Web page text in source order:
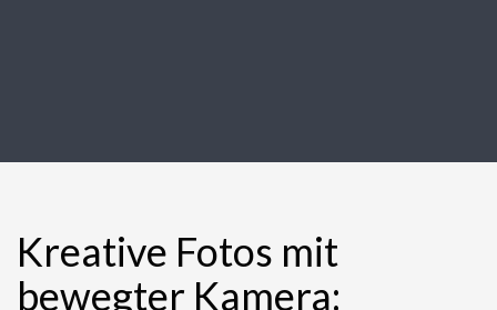
Kreative Fotos mit
bewegter Kamera: